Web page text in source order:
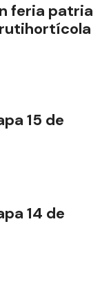
feria patria
15 de
14 de